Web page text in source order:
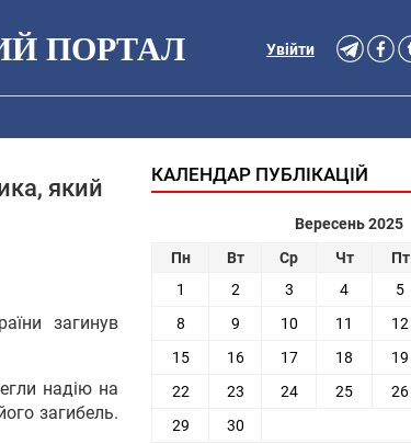
ПОРТАЛ Увійти
який
загинув
надію на
загибель.
КАЛЕНДАР ПУБЛІКАЦІЙ
Вересень 2025
Пн
Вт Ср Чт Пт
1
2 3 4 5
8
9 10 11 12
15
16 17 18 19
22
23 24 25 26
29
30